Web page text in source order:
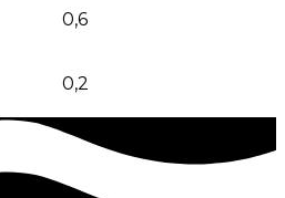
0,6
0,2